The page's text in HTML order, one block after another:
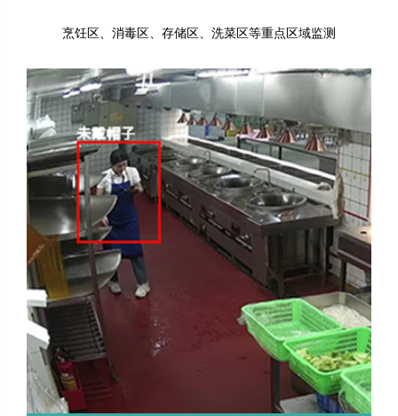
烹饪区、消毒区、存储区、洗菜区等重点区域监测